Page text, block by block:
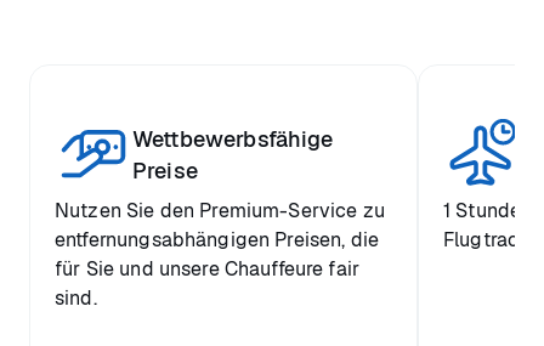
Wettbewerbsfähige
Preise
Nutzen Sie den Premium-Service zu
entfernungsabhängigen Preisen, die
für Sie und unsere Chauffeure fair
sind.
1 Stunde